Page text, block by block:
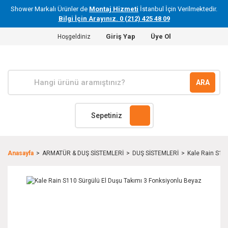
Shower Markalı Ürünler de Montaj Hizmeti İstanbul İçin Verilmektedir.
Bilgi İçin Arayınız. 0 (212) 425 48 09
Hoşgeldiniz Giriş Yap Üye Ol
ARA
Sepetiniz
Anasayfa ARMATÜR & DUŞ SİSTEMLERİ DUŞ SİSTEMLERİ Kale Rain